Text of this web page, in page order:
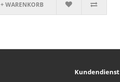
+ WARENKORB
Kundendienst